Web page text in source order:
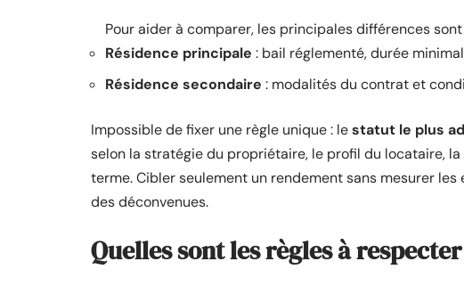
Pour aider à comparer, les principales différences
Résidence principale : bail réglementé, durée
Résidence secondaire : modalités du contrat et
Impossible de fixer une règle unique : lestatut le plus
selon la stratégie du propriétaire, le profil du locataire,
terme. Cibler seulement un rendement sans mesurer
des déconvenues.
Quelles sont les règles à